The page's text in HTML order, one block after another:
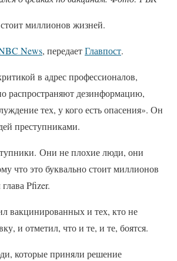
миллионов жизней.
News, передаетГлавпост.
в адрес профессионалов,
распространяют дезинформацию,
тех, у кого есть опасения». Он
преступниками.
Они не плохие люди, они
что это буквально стоит миллионов
Pfizer.
вакцинированных и тех, кто не
и отметил, что и те, и те, боятся.
которые приняли решение